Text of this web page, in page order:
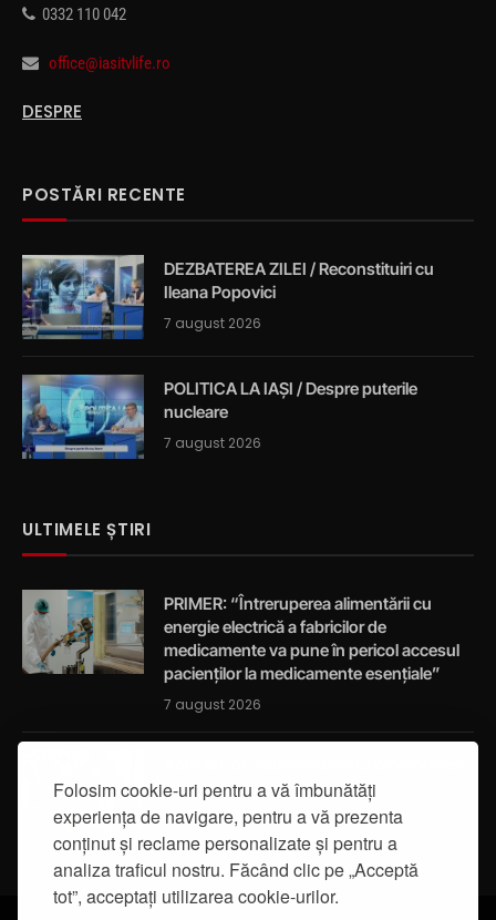
Folosim cookie-uri pentru a vă îmbunătăți
experiența de navigare, pentru a vă prezenta
conținut și reclame personalizate și pentru a
analiza traficul nostru. Făcând clic pe „Acceptă
tot”, acceptați utilizarea cookie-urilor.
0332 110 042
office@iasitvlife.ro
DESPRE
POSTĂRI RECENTE
DEZBATEREA ZILEI / Reconstituiri cu
Ileana Popovici
7 august 2026
POLITICA LA IAȘI / Despre puterile
nucleare
7 august 2026
ULTIMELE ȘTIRI
PRIMER: “Întreruperea alimentării cu
energie electrică a fabricilor de
medicamente va pune în pericol accesul
pacienților la medicamente esențiale”
7 august 2026
integrității
7 august 2026